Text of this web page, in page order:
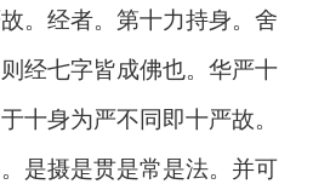
。经者。第十力持身。舍
经七字皆成佛也。华严十
十身为严不同即十严故。
是摄是贯是常是法。并可